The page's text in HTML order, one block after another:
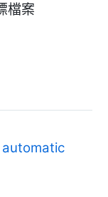
檔案
automatic